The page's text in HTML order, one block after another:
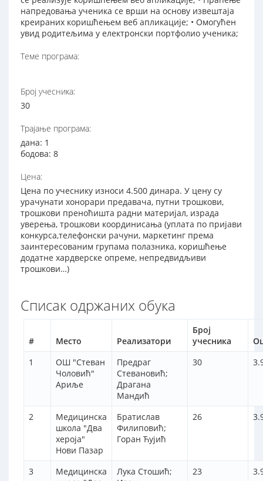
напредовања ученика се врши на основу извештаја
креираних коришћењем веб апликације; • Омогућен
увид родитељима у електронски портфолио ученика;
Теме програма:
Број учесника:
30
Трајање програма:
дана: 1
бодова: 8
Цена:
Цена по учеснику износи 4.500 динара. У цену су
урачунати хонорари предавача, путни трошкови,
трошкови преноћишта радни материјал, израда
уверења, трошкови координисања (уплата по пријави
конкурса,телефонски рачуни, маркетинг према
заинтересованим групама полазника, коришћење
додатне хардверске опреме, непредвидљиви
трошкови…)
Списак одржаних обука
# Место Реализатори
Број
учесника
1
ОШ "Стеван
Чоловић"
Ариље
Предраг
Стевановић;
Драгана
Мандић
30
2
Медицинска
школа "Два
хероја"
Нови Пазар
Братислав
Филиповић;
Горан Ћујић
26
3
Медицинска
Лука Стошић;
23